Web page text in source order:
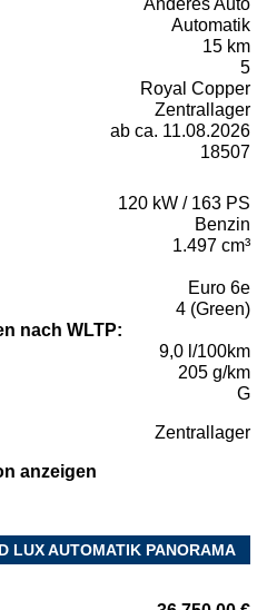
Anderes Auto
Automatik
15 km
5
Royal Copper
Zentrallager
ab ca. 11.08.2026
18507
120 kW / 163 PS
Benzin
1.497 cm³
Euro 6e
4 (Green)
nach WLTP:
9,0 l/100km
205 g/km
G
Zentrallager
anzeigen
LUX AUTOMATIK PANORAMA